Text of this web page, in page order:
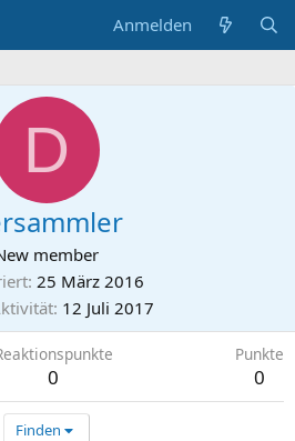
Anmelden
D
member
25 März 2016
12 Juli 2017
0
Punkte
0
Finden